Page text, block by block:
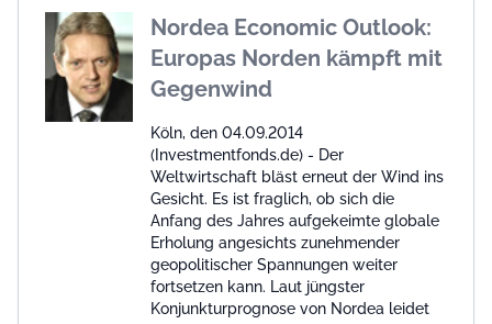
Nordea Economic Outlook:
Europas Norden kämpft mit
Gegenwind
Köln, den 04.09.2014
(Investmentfonds.de) - Der
Weltwirtschaft bläst erneut der Wind ins
Gesicht. Es ist fraglich, ob sich die
Anfang des Jahres aufgekeimte globale
Erholung angesichts zunehmender
geopolitischer Spannungen weiter
fortsetzen kann. Laut jüngster
Konjunkturprognose von Nordea leidet